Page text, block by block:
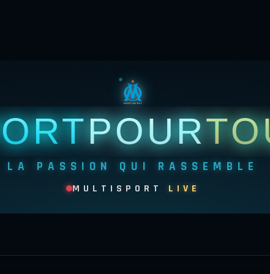
POUR
LA PASSION QUI RASSEMBLE
MULTISPORT LIVE